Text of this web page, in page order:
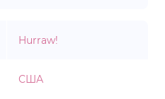
Hurraw!
США